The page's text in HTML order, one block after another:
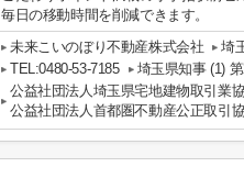
毎日の移動時間を削減できます。
未来こいのぼり不動産株式会社
埼
TEL:0480-53-7185
埼玉県知事 (1)
公益社団法人埼玉県宅地建物取引業
公益社団法人首都圏不動産公正取引